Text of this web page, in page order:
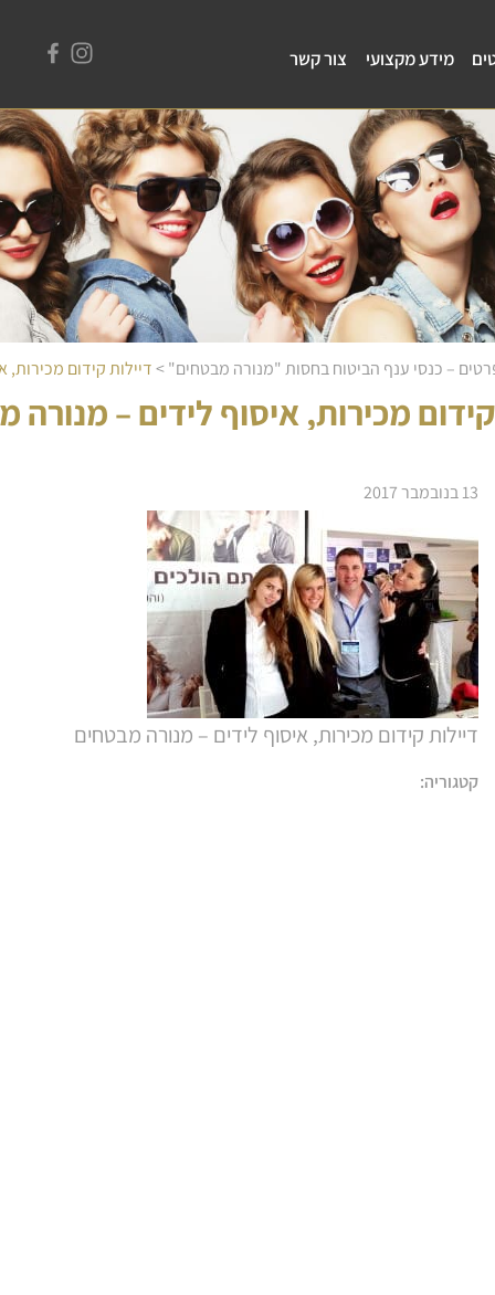
מידע מקצועי צור קשר
– כנסי ענף הביטוח בחסות "מנורה מבטחים">דיילות קידום
מכירות, איסוף לידים –
13 בנובמבר 2017
דיילות קידום מכירות, איסוף לידים – מנורה מבטחים
קטגוריה: